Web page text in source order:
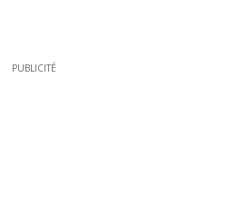
PUBLICITÉ